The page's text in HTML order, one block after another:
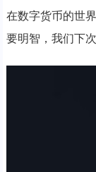
在数字货币的世
要明智，我们下